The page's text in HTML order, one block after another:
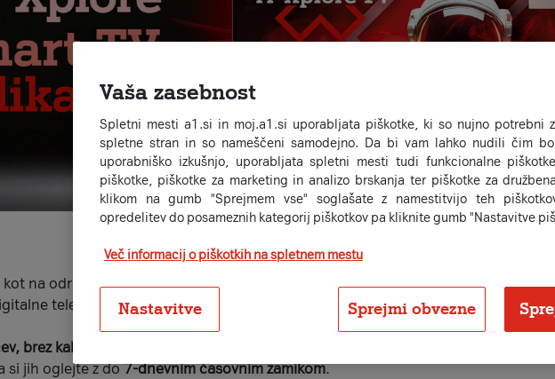
Vstopite v nov način gledanja
kot na odru rock koncerta?A1 Xplore Smart TV
je aplikacija za pametne
televizije.
brez kablov in montaže
si jih oglejte z do7-dnevnim časovnim zamikom.
Vaša zasebnost
Spletni mesti a1.si in moj.a1.si uporabljata piškotke, ki so nujno potrebni
spletne stran in so nameščeni samodejno. Da bi vam lahko nudili čim
uporabniško izkušnjo, uporabljata spletni mesti tudi funkcionalne
piškotke, piškotke za marketing in analizo brskanja ter piškotke za
klikom na gumb "Sprejmem vse" soglašate z namestitvijo teh
opredelitev do posameznih kategorij piškotkov pa kliknite gumb "Nastavitve
Več informacij o piškotkih na spletnem mestu
Nastavitve Sprejmi obvezne